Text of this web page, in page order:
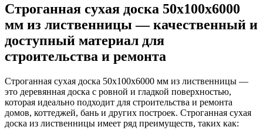
Строганная сухая доска 50x100x6000
мм из лиственницы — качественный и
доступный материал для
строительства и ремонта
Строганная сухая доска 50x100x6000 мм из лиственницы —
это деревянная доска с ровной и гладкой поверхностью,
которая идеально подходит для строительства и ремонта
домов, коттеджей, бань и других построек. Строганная сухая
доска из лиственницы имеет ряд преимуществ, таких как: